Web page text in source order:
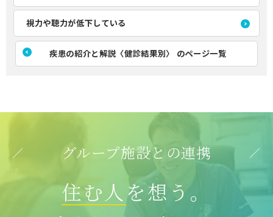
視力や聴力が低下している
疾患の紹介と解説〈健診結果別〉 のページ一覧
グループ施設との連携
住む人を想う。